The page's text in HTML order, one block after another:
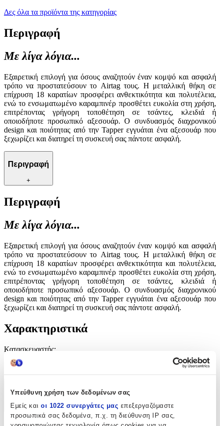
Υπεύθυνη χρήση των δεδομένων σας
Εμείς και οι 1022 συνεργάτες μας επεξεργαζόμαστε
προσωπικά σας δεδομένα, π.χ. τη διεύθυνση IP σας,
Δες όλα τα προϊόντα της κατηγορίας
Περιγραφή
Με λίγα λόγια...
Εξαιρετική επιλογή για όσους αναζητούν έναν κομψό και ασφαλή
τρόπο να προστατεύσουν το Airtag τους. Η μεταλλική θήκη σε
επίχρυση 18 καρατίων προσφέρει ανθεκτικότητα και πολυτέλεια,
ενώ το ενσωματωμένο καραμπινέρ προσθέτει ευκολία στη χρήση,
επιτρέποντας γρήγορη τοποθέτηση σε τσάντες, κλειδιά ή
οποιοδήποτε προσωπικό αξεσουάρ. Ο συνδυασμός διαχρονικού
design και ποιότητας από την Tapper εγγυάται ένα αξεσουάρ που
ξεχωρίζει και διατηρεί τη συσκευή σας πάντοτε ασφαλή.
Περιγραφή
+
Περιγραφή
Με λίγα λόγια...
Εξαιρετική επιλογή για όσους αναζητούν έναν κομψό και ασφαλή
τρόπο να προστατεύσουν το Airtag τους. Η μεταλλική θήκη σε
επίχρυση 18 καρατίων προσφέρει ανθεκτικότητα και πολυτέλεια,
ενώ το ενσωματωμένο καραμπινέρ προσθέτει ευκολία στη χρήση,
επιτρέποντας γρήγορη τοποθέτηση σε τσάντες, κλειδιά ή
οποιοδήποτε προσωπικό αξεσουάρ. Ο συνδυασμός διαχρονικού
design και ποιότητας από την Tapper εγγυάται ένα αξεσουάρ που
ξεχωρίζει και διατηρεί τη συσκευή σας πάντοτε ασφαλή.
Χαρακτηριστικά
Κατασκευαστής:
Χαρακτηριστικά
+